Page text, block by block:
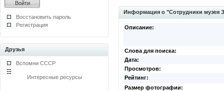
Восстановить пароль
Регистрация
Друзья
Вспомни СССР
Интересные ресурсы
Информация о "Сотрудники музея
Описание:
Слова для поиска:
Дата:
Просмотров:
Рейтинг:
Размер фотографии: